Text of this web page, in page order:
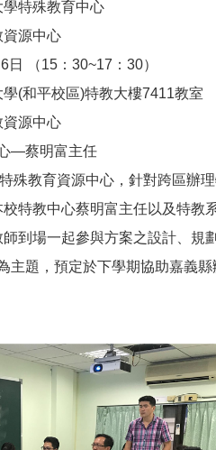
特殊教育中心
資源中心
日 （15：30~17：30）
(和平校區)特教大樓7411教室
資源中心
—蔡明富主任
殊教育資源中心，針對跨區辦
特教中心蔡明富主任以及特教
到場一起參與方案之設計、規
主題，預定於下學期協助嘉義縣